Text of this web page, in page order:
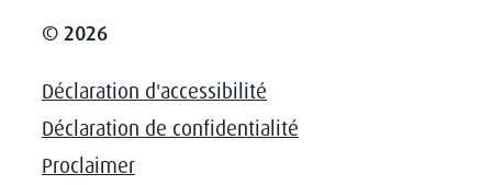
© 2026
Déclaration d'accessibilité
Déclaration de confidentialité
Proclaimer